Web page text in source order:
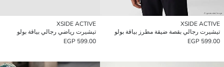
XSIDE ACTIVE
تيشيرت رجالي بقصة ضيقة مطرز بياقة بولو
599.00 EGP
XSIDE ACTIVE
تيشيرت رياضي رجالي بياقة بولو
599.00 EGP